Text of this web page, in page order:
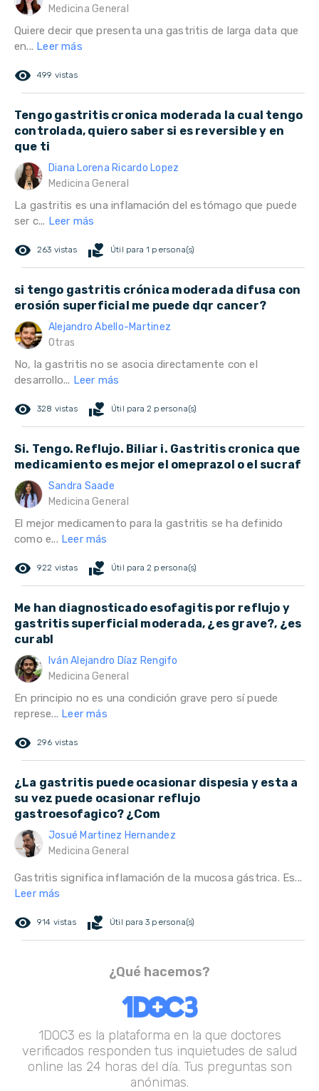
Medicina General
Quiere decir que presenta una gastritis de larga data que
en... Leer más
remove_red_eye 499 vistas
Tengo gastritis cronica moderada la cual tengo
controlada, quiero saber si es reversible y en
que ti
Diana Lorena Ricardo Lopez
Medicina General
La gastritis es una inflamación del estómago que puede
ser c... Leer más
remove_red_eye 263 vistas volunteer_activism Útil para 1 persona(s)
si tengo gastritis crónica moderada difusa con
erosión superficial me puede dqr cancer?
Alejandro Abello-Martinez
Otras
No, la gastritis no se asocia directamente con el
desarrollo... Leer más
remove_red_eye 328 vistas volunteer_activism Útil para 2 persona(s)
Si. Tengo. Reflujo. Biliar i. Gastritis cronica que
medicamiento es mejor el omeprazol o el sucraf
Sandra Saade
Medicina General
El mejor medicamento para la gastritis se ha definido
como e... Leer más
remove_red_eye 922 vistas volunteer_activism Útil para 2 persona(s)
Me han diagnosticado esofagitis por reflujo y
gastritis superficial moderada, ¿es grave?, ¿es
curabl
Iván Alejandro Díaz Rengifo
Medicina General
En principio no es una condición grave pero sí puede
represe... Leer más
remove_red_eye 296 vistas
¿La gastritis puede ocasionar dispesia y esta a
su vez puede ocasionar reflujo
gastroesofagico? ¿Com
Josué Martinez Hernandez
Medicina General
Gastritis significa inflamación de la mucosa gástrica. Es...
Leer más
remove_red_eye 914 vistas volunteer_activism Útil para 3 persona(s)
¿Qué hacemos?
1DOC3 es la plataforma en la que doctores
verificados responden tus inquietudes de salud
online las 24 horas del día. Tus preguntas son
anónimas.